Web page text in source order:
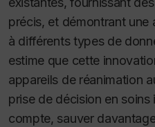
précis, et démontrant
à différents types de
estime que cette
appareils de réanimation
prise de décision en
compte, sauver